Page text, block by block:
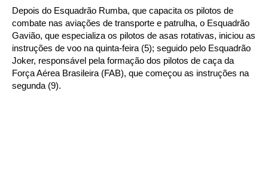
Depois do Esquadrão Rumba, que capacita os pilotos de
combate nas aviações de transporte e patrulha, o Esquadrão
Gavião, que especializa os pilotos de asas rotativas, iniciou as
instruções de voo na quinta-feira (5); seguido pelo Esquadrão
Joker, responsável pela formação dos pilotos de caça da
Força Aérea Brasileira (FAB), que começou as instruções na
segunda (9).